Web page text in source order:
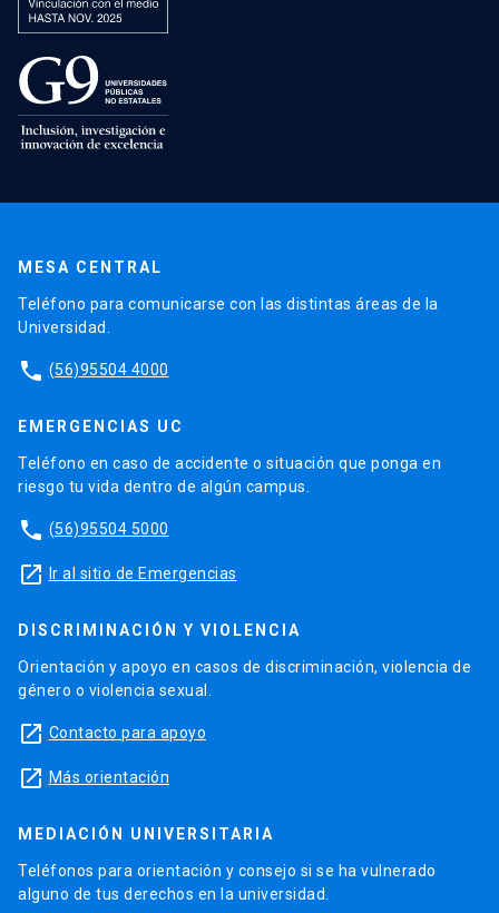
MESA CENTRAL
Teléfono para comunicarse con las distintas áreas de la
Universidad.
phone (56)95504 4000
EMERGENCIAS UC
Teléfono en caso de accidente o situación que ponga en
riesgo tu vida dentro de algún campus.
phone (56)95504 5000
launch Ir al sitio de Emergencias
DISCRIMINACIÓN Y VIOLENCIA
Orientación y apoyo en casos de discriminación, violencia de
género o violencia sexual.
launch Contacto para apoyo
launch Más orientación
MEDIACIÓN UNIVERSITARIA
Teléfonos para orientación y consejo si se ha vulnerado
alguno de tus derechos en la universidad.